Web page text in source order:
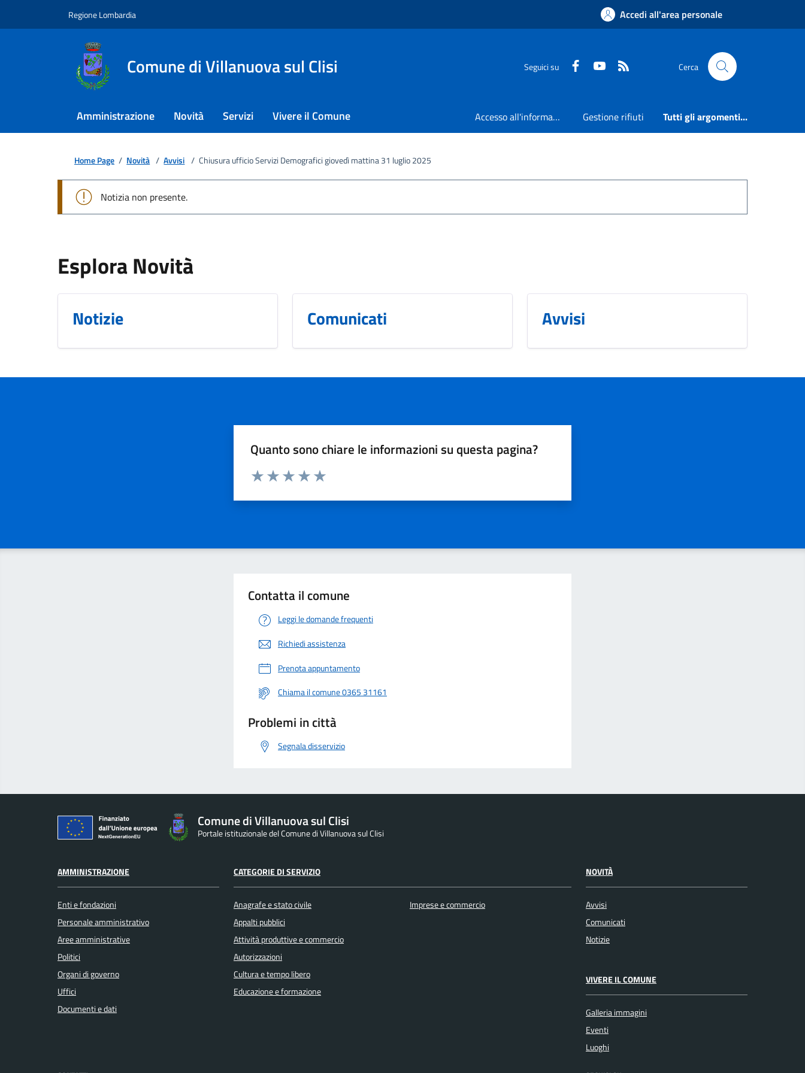
Regione Lombardia Accedi all'area personale
Comune di Villanuova sul Clisi Seguici su Faceboook
Youtube Cerca
Amministrazione Novità Servizi Vivere il Comune Accesso all'informazione Gestione rifiuti Tutti gli argomenti...
Home Page / Novità / Avvisi / Chiusura ufficio Servizi Demografici giovedì mattina 31 luglio 2025
Notizia non presente.
Esplora Novità
Notizie Comunicati Avvisi
Quanto sono chiare le informazioni su questa pagina?
Valuta da 1 a 5 stelle la pagina
Contatta il comune
Leggi le domande frequenti
Richiedi assistenza
Prenota appuntamento
Chiama il comune 0365 31161
Problemi in città
Segnala disservizio
Comune di Villanuova sul Clisi
Portale istituzionale del Comune di Villanuova sul Clisi
AMMINISTRAZIONE
Enti e fondazioni
Personale amministrativo
Aree amministrative
Politici
Organi di governo
Uffici
Documenti e dati
CATEGORIE DI SERVIZIO
Anagrafe e stato civile
Appalti pubblici
Attività produttive e commercio
Autorizzazioni
Cultura e tempo libero
Educazione e formazione
Imprese e commercio
NOVITÀ
Avvisi
Comunicati
Notizie
VIVERE IL COMUNE
Galleria immagini
Eventi
Luoghi